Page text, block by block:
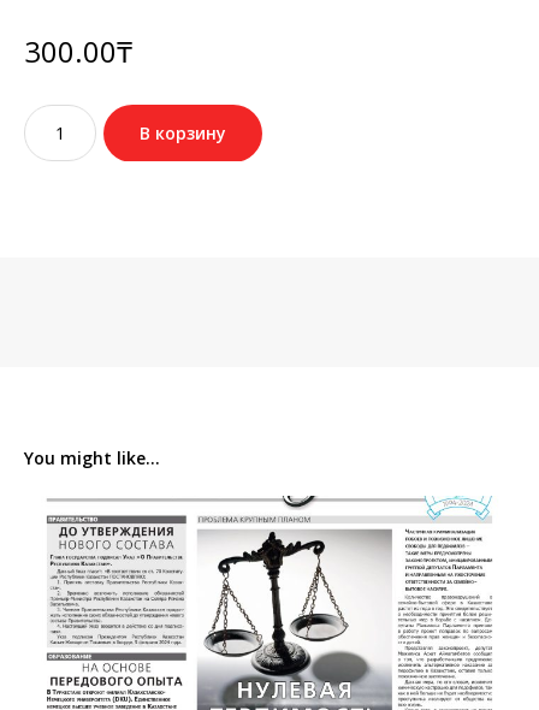
300.00₸
Количество
товара
№33
В корзину
You might like...